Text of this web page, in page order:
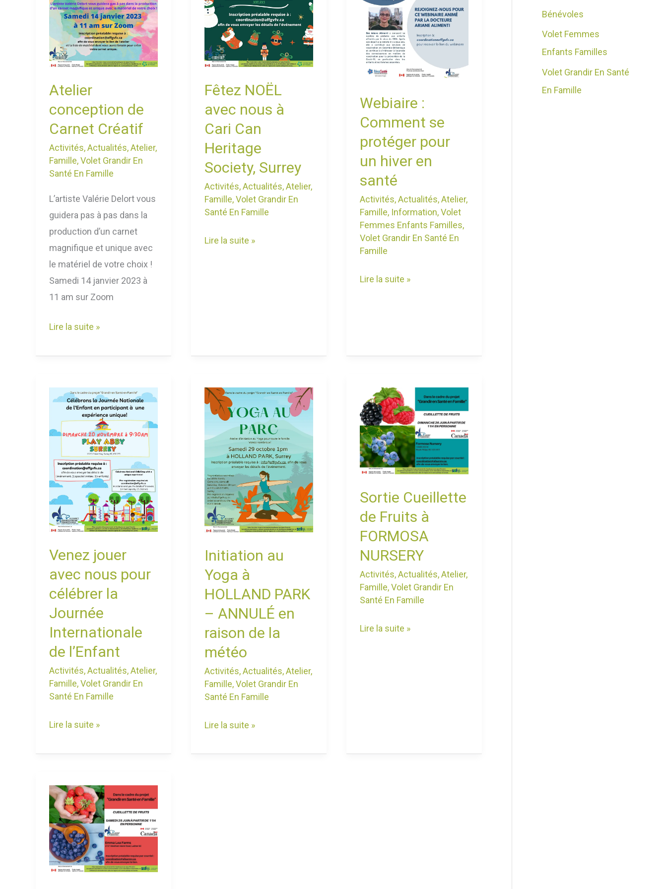
Atelier
conception de
Carnet Créatif
Activités,Actualités,Atelier,
Famille,Volet Grandir En
Santé En Famille
L’artiste Valérie Delort vous
guidera pas à pas dans la
production d’un carnet
magnifique et unique avec
le matériel de votre choix !
Samedi 14 janvier 2023 à
11 am sur Zoom
Lire la suite »
Fêtez NOËL
avec nous à
Cari Can
Heritage
Society, Surrey
Activités,Actualités,Atelier,
Famille,Volet Grandir En
Santé En Famille
Cari
Can
Heritage
Society,
Lire la suite »
Webiaire :
Comment se
protéger pour
un hiver en
santé
Activités,Actualités,Atelier,
Famille, Information,Volet
Femmes Enfants Familles,
Volet Grandir En Santé En
Famille
pour
un
hiver
en
santé
Lire la suite »
Venez jouer
avec nous pour
célébrer la
Journée
Internationale
de l’Enfant
Activités,Actualités,Atelier,
Famille,Volet Grandir En
Santé En Famille
Venez
jouer
avec
pour
célébrer
Journée
Internationale
l’Enfant
Lire la suite »
Initiation au
Yoga à
HOLLAND PARK
– ANNULÉ en
raison de la
météo
Activités,Actualités,Atelier,
Famille,Volet Grandir En
Santé En Famille
Initiation
au
HOLLAND
PARK
–
ANNULÉ
en
de
la
météo
Lire la suite »
Sortie Cueillette
de Fruits à
FORMOSA
NURSERY
Activités,Actualités,Atelier,
Famille,Volet Grandir En
Santé En Famille
Sortie
Cueillette
de
Fruits
à
FORMOSA
NURSERY
Lire la suite »
Sortie
Cueillette
de
Fruits
à
EMMA
Bénévoles
Volet Femmes
Enfants Familles
Volet Grandir En Santé
En Famille